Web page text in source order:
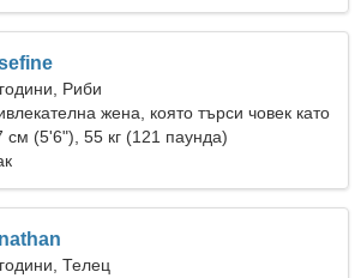
Риби
жена, която търси човек като
см (5'6"), 55 кг (121 паунда)
Телец